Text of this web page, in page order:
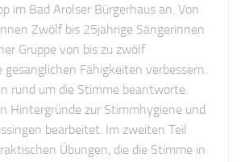
im Bad Arolser Bürgerhaus an. Von
Zwölf bis 25jährige Sängerinnen
Gruppe von bis zu zwölf
Fähigkeiten verbessern.
rund um die Stimme beantworte.
Hintergründe zur Stimmhygiene und
bearbeitet. Im zweiten Teil
Übungen, die die Stimme in